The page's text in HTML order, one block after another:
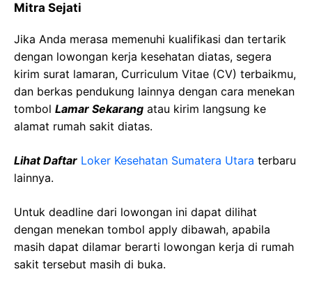
Mitra Sejati
Jika Anda merasa memenuhi kualifikasi dan tertarik
dengan lowongan kerja kesehatan diatas, segera
kirim surat lamaran, Curriculum Vitae (CV) terbaikmu,
dan berkas pendukung lainnya dengan cara menekan
tombol Lamar Sekarang atau kirim langsung ke
alamat rumah sakit diatas.
Lihat Daftar Loker Kesehatan Sumatera Utara terbaru
lainnya.
Untuk deadline dari lowongan ini dapat dilihat
dengan menekan tombol apply dibawah, apabila
masih dapat dilamar berarti lowongan kerja di rumah
sakit tersebut masih di buka.